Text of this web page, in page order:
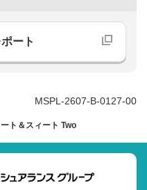
ート
MSPL-2607-B-0127-00
ト＆スィート Two